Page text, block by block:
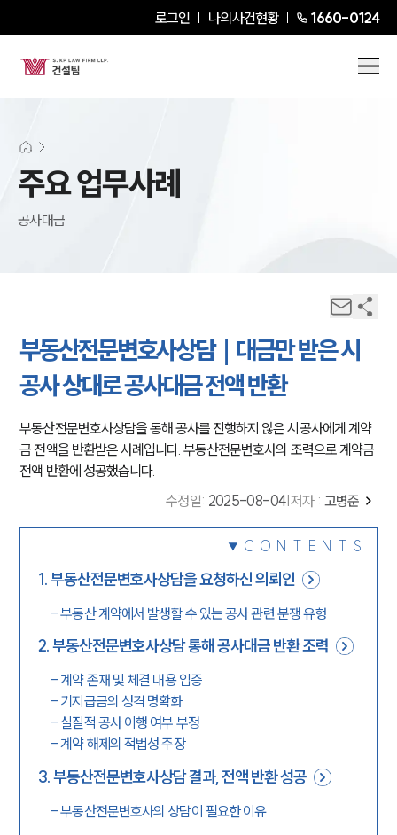
로그인 나의사건현황 1660-0124
주요 업무사례
공사대금
부동산전문변호사상담｜대금만 받은 시
공사 상대로 공사대금 전액 반환
부동산전문변호사상담을 통해 공사를 진행하지 않은 시공사에게 계약
금 전액을 반환받은 사례입니다. 부동산전문변호사의 조력으로 계약금
전액 반환에 성공했습니다.
수정일: 2025-08-04 저자 : 고병준
CONTENTS
1.부동산전문변호사상담을 요청하신 의뢰인
-부동산 계약에서 발생할 수 있는 공사 관련 분쟁 유형
2.부동산전문변호사상담 통해 공사대금 반환 조력
-계약 존재 및 체결 내용 입증
- 기지급금의 성격 명확화
-실질적 공사 이행 여부 부정
-계약 해제의 적법성 주장
3.부동산전문변호사상담 결과, 전액 반환 성공
-부동산전문변호사의 상담이 필요한 이유